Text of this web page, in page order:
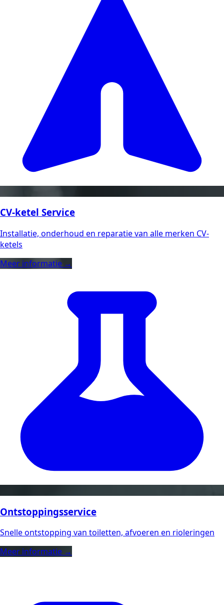
CV-ketel Service
Installatie, onderhoud en reparatie van alle merken CV-
ketels
Meer informatie →
Ontstoppingsservice
Snelle ontstopping van toiletten, afvoeren en rioleringen
Meer informatie →